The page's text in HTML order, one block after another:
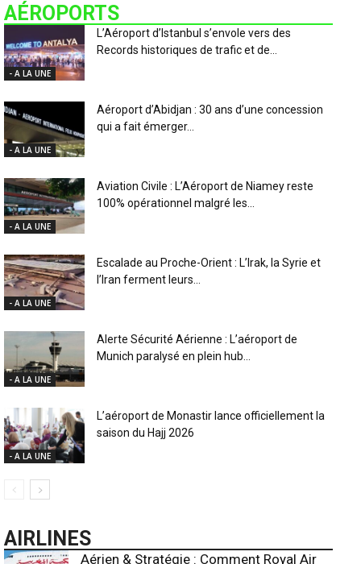
AÉROPORTS
- A LA UNE
L’Aéroport d’Istanbul s’envole vers des
Records historiques de trafic et de...
- A LA UNE
Aéroport d’Abidjan : 30 ans d’une concession
qui a fait émerger...
- A LA UNE
Aviation Civile : L’Aéroport de Niamey reste
100% opérationnel malgré les...
- A LA UNE
Escalade au Proche-Orient : L’Irak, la Syrie et
l’Iran ferment leurs...
- A LA UNE
Alerte Sécurité Aérienne : L’aéroport de
Munich paralysé en plein hub...
- A LA UNE
L’aéroport de Monastir lance officiellement la
saison du Hajj 2026
AIRLINES
Aérien & Stratégie : Comment Royal Air